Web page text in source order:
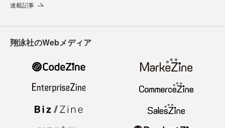
連載記事
翔泳社のWebメディア